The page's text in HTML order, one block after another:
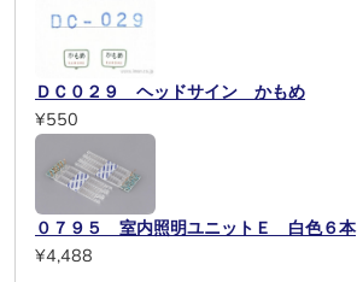
ＤＣ０２９ ヘッドサイン かもめ
¥550
０７９５ 室内照明ユニットＥ 白色６本
¥4,488